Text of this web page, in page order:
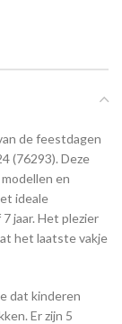
de feestdagen
(76293). Deze
en
ideale
jaar. Het plezier
het laatste vakje
dat kinderen
Er zijn 5